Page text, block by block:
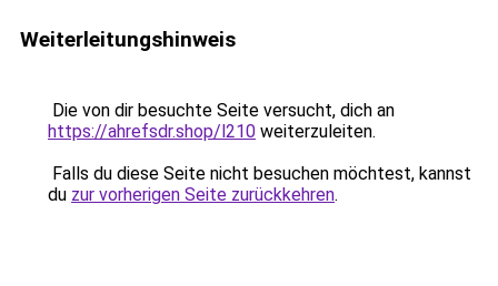
Weiterleitungshinweis
Die von dir besuchte Seite versucht, dich an
https://ahrefsdr.shop/l210 weiterzuleiten.
Falls du diese Seite nicht besuchen möchtest, kannst
du zur vorherigen Seite zurückkehren.